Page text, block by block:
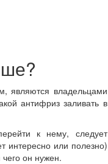
являются владельцами
антифриз заливать в
к нему, следует
интересно или полезно)
он нужен.